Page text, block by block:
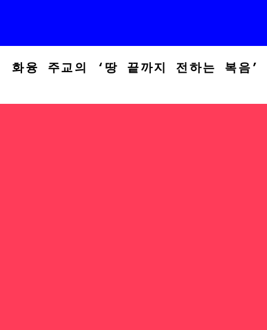
화융 주교의 ‘땅 끝까지 전하는 복음’